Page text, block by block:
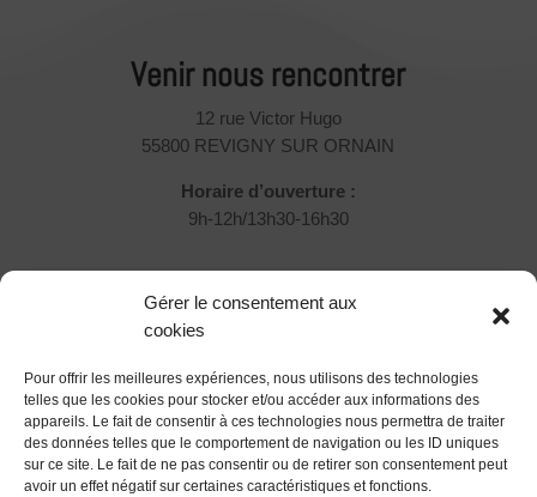
Gérer le consentement aux
cookies
Pour offrir les meilleures expériences, nous utilisons des technologies
telles que les cookies pour stocker et/ou accéder aux informations des
appareils. Le fait de consentir à ces technologies nous permettra de traiter
des données telles que le comportement de navigation ou les ID uniques
sur ce site. Le fait de ne pas consentir ou de retirer son consentement peut
avoir un effet négatif sur certaines caractéristiques et fonctions.
Venir nous rencontrer
12 rue Victor Hugo
55800 REVIGNY SUR ORNAIN
Horaire d’ouverture :
9h-12h/13h30-16h30
Rejoignez-nous !
Vous souhaitez nous rejoindre et participer ?
Devenir Associé
Suivez-nous !